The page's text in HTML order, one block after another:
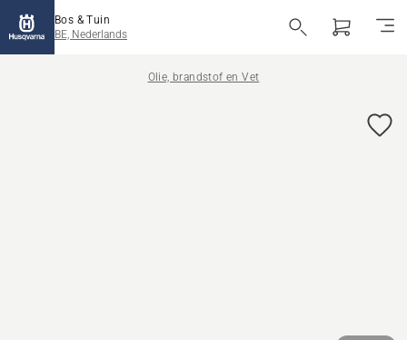
Bos & Tuin
BE, Nederlands
Olie, brandstof en Vet